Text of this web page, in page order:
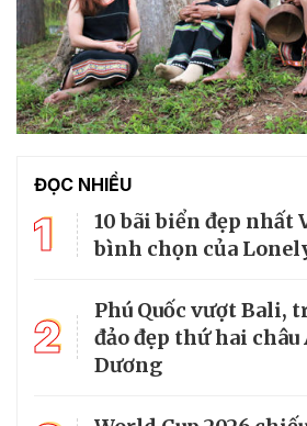
ĐỌC NHIỀU
1
10 bãi biển đẹp nhất
bình chọn của
2
Phú Quốc vượt Bali,
đảo đẹp thứ hai
Dương